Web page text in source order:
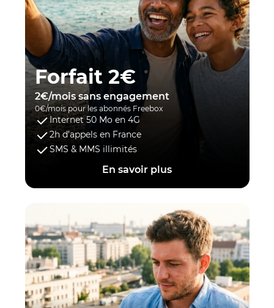
Forfait 2€
2€/mois sans engagement
0€/mois pour les abonnés Freebox
Internet 50 Mo en 4G
2h d’appels en France
SMS & MMS illimités
En savoir plus